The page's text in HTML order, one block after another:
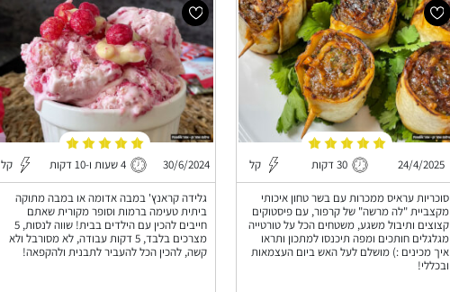
24/4/2025 30 דקות קל
סוכריות עראיס ממכרות עם בשר טחון איכותי
מקצביית "לה מרשה" של קרפור, עם פיסטוקים
קצוצים ותיבול משגע, משטחים הכל על טורטייה
מגלגלים חותכים ומפה תיכנסו למתכון ותראו
איך מכינים :) מושלם לעל האש ביום העצמאות
ובכללי!
30/6/2024 4 שעות ו-10 דקות קל
גלידה קראנץ' במבה אדומה או במבה מתוקה
ביתית טעימה ברמות וסופר מקורית שאתם
חייבים להכין עם הילדים בבית! שווה לנסות, 5
מצרכים בלבד, 5 דקות עבודה, לא מסורבל ולא
קשה, להכין הכל להעביר לתבנית ולהקפאה!